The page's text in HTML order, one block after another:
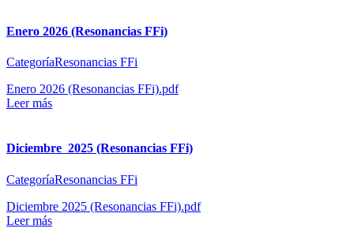
Enero 2026 (Resonancias FFi)
CategoríaResonancias FFi
Enero 2026 (Resonancias FFi).pdf
Leer más
Diciembre 2025 (Resonancias FFi)
CategoríaResonancias FFi
Diciembre 2025 (Resonancias FFi).pdf
Leer más